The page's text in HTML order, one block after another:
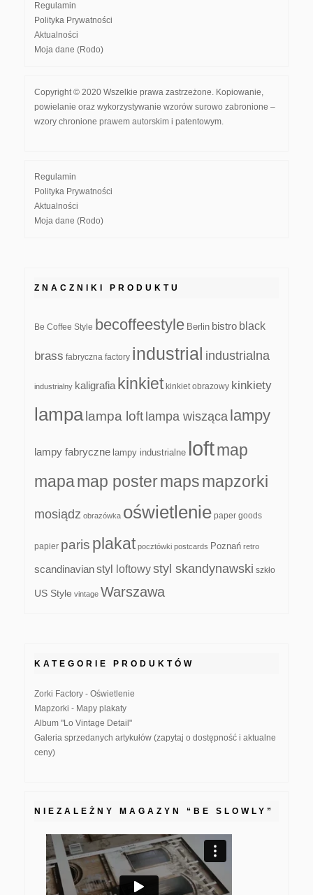
Regulamin
Polityka Prywatności
Aktualności
Moja dane (Rodo)
Copyright © 2020 Wszelkie prawa zastrzeżone. Kopiowanie,
powielanie oraz wykorzystywanie wzorów surowo zabronione –
wzory chronione prawem autorskim i patentowym.
Regulamin
Polityka Prywatności
Aktualności
Moja dane (Rodo)
ZNACZNIKI PRODUKTU
Be Coffee Style becoffeestyle Berlin bistro black
brass fabryczna factory industrial industrialna
industrialny kaligrafia kinkiet kinkiet obrazowy kinkiety
lampa lampa loft lampa wisząca lampy
lampy fabryczne lampy industrialne loftmap
mapamap postermapsmapzorki
mosiądz obrazówka oświetlenie paper goods
papier paris plakat pocztówki postcards Poznań retro
scandinavianstyl loftowystyl skandynawski szkło
US Style vintage Warszawa
KATEGORIE PRODUKTÓW
Zorki Factory - Oświetlenie
Mapzorki - Mapy plakaty
Album "Lo Vintage Detail"
Galeria sprzedanych artykułów (zapytaj o dostępność i aktualne
ceny)
NIEZALEŻNY MAGAZYN “BE SLOWLY”